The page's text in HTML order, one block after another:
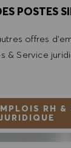
POSTES
offres
& Service
RH &